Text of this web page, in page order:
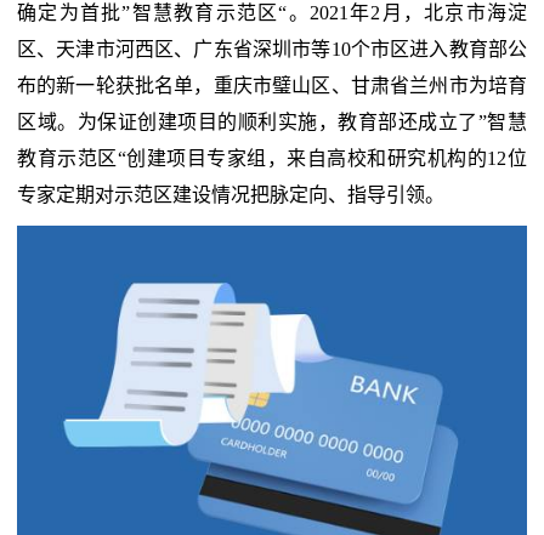
确定为首批”智慧教育示范区“。2021年2月，北京市海淀
区、天津市河西区、广东省深圳市等10个市区进入教育部公
布的新一轮获批名单，重庆市璧山区、甘肃省兰州市为培育
区域。为保证创建项目的顺利实施，教育部还成立了”智慧
教育示范区“创建项目专家组，来自高校和研究机构的12位
专家定期对示范区建设情况把脉定向、指导引领。